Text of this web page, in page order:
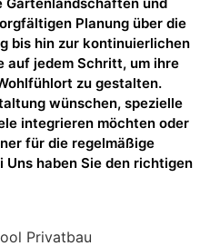
Planung über die
bis hin zur kontinuierlichen
auf jedem Schritt, um ihre
zu gestalten.
wünschen, spezielle
integrieren möchten oder
für die regelmäßige
Uns haben Sie den richtigen